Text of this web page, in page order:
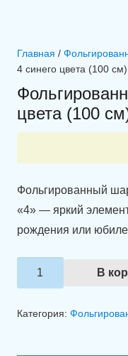
Главная /
4 синего цвета (100 см).
цвета (100
Фольгированный
«4» — яркий
рождения или
Количество
товара
В
Категория: